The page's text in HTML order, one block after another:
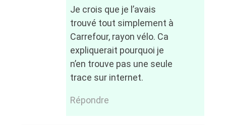
Je crois que je l’avais
trouvé tout simplement à
Carrefour, rayon vélo. Ca
expliquerait pourquoi je
n’en trouve pas une seule
trace sur internet.
Répondre